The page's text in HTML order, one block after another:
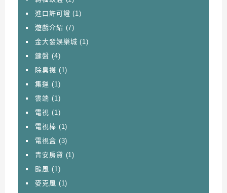
進口許可證 (1)
遊戲介紹 (7)
金大發娛樂城 (1)
鍵盤 (4)
除臭襪 (1)
集運 (1)
雲端 (1)
電視 (1)
電視棒 (1)
電視盒 (3)
青安房貸 (1)
颱風 (1)
麥克風 (1)